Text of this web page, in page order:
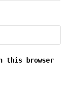
this browser